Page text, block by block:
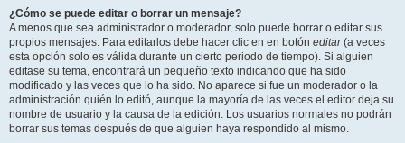
¿Cómo se puede editar o borrar un mensaje?
A menos que sea administrador o moderador, solo puede borrar o editar sus
propios mensajes. Para editarlos debe hacer clic en en botón editar(a veces
esta opción solo es válida durante un cierto periodo de tiempo). Si alguien
editase su tema, encontrará un pequeño texto indicando que ha sido
modificado y las veces que lo ha sido. No aparece si fue un moderador o la
administración quién lo editó, aunque la mayoría de las veces el editor deja su
nombre de usuario y la causa de la edición. Los usuarios normales no podrán
borrar sus temas después de que alguien haya respondido al mismo.